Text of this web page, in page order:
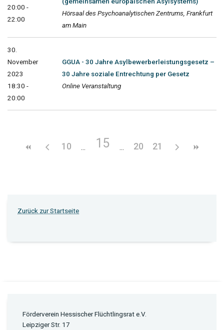
20:00 -
22:00
Hörsaal des Psychoanalytischen Zentrums, Frankfurt
am Main
30.
November
2023
18:30 -
20:00
GGUA - 30 Jahre Asylbewerberleistungsgesetz –
30 Jahre soziale Entrechtung per Gesetz
Online Veranstaltung
10 15 20 21
Zurück zur Startseite
Förderverein Hessischer Flüchtlingsrat e.V.
Leipziger Str. 17